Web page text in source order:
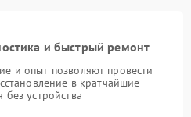
и быстрый ремонт
и опыт позволяют провести
в кратчайшие
устройства